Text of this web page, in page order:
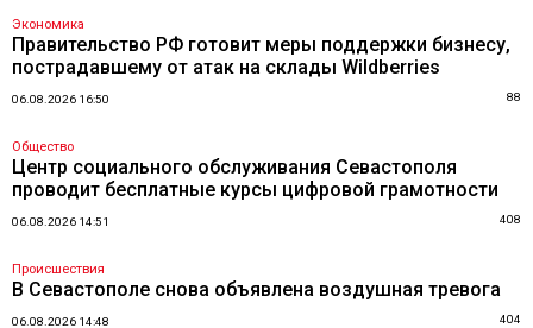
Экономика
Правительство РФ готовит меры поддержки бизнесу,
пострадавшему от атак на склады Wildberries
06.08.2026 16:50 88
Общество
Центр социального обслуживания Севастополя
проводит бесплатные курсы цифровой грамотности
06.08.2026 14:51 408
Происшествия
В Севастополе снова объявлена воздушная тревога
06.08.2026 14:48 404